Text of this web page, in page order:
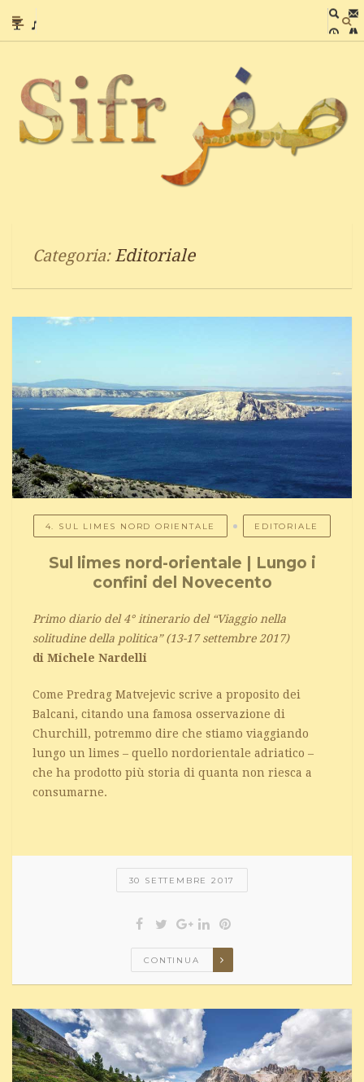
Categoria: Editoriale
4. SUL LIMES NORD ORIENTALE EDITORIALE
Sul limes nord-orientale | Lungo i
confini del Novecento
Primo diario del 4° itinerario del “Viaggio nella
solitudine della politica” (13-17 settembre 2017)
di Michele Nardelli
Come Predrag Matvejevic scrive a proposito dei
Balcani, citando una famosa osservazione di
Churchill, potremmo dire che stiamo viaggiando
lungo un limes – quello nordorientale adriatico –
che ha prodotto più storia di quanta non riesca a
consumarne.
30 SETTEMBRE 2017
CONTINUA